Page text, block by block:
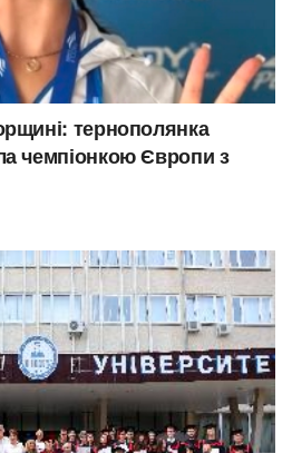
тернополянка
чемпіонкою Європи з